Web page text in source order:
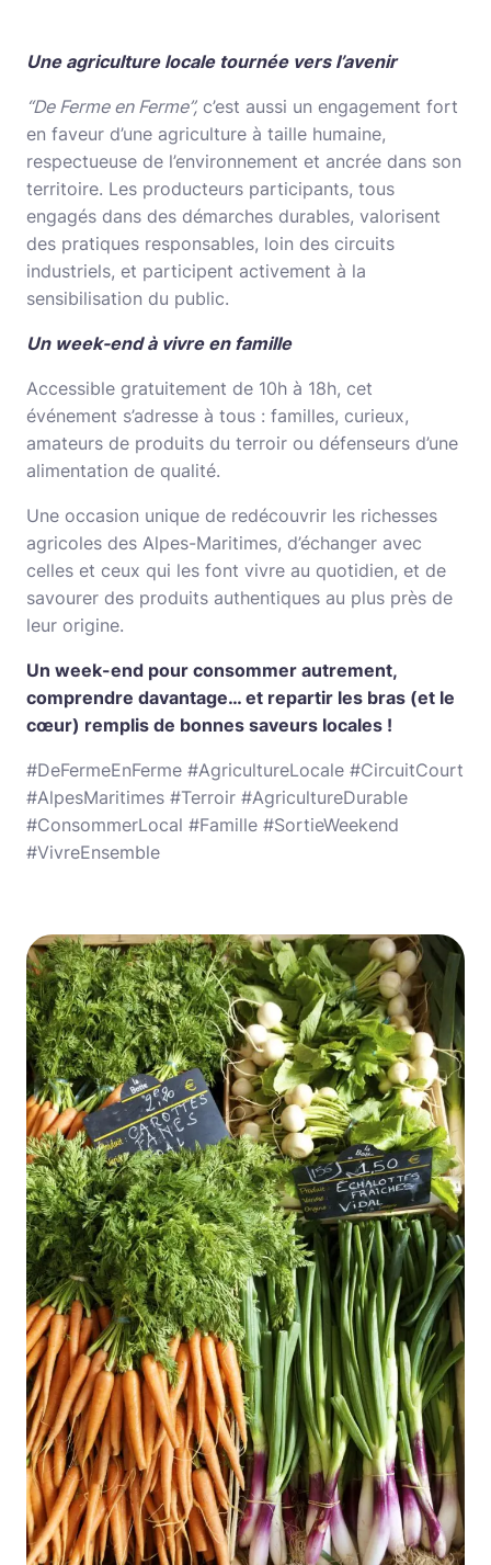
Une agriculture locale tournée vers l’avenir
“De Ferme en Ferme”, c’est aussi un engagement fort
en faveur d’une agriculture à taille humaine,
respectueuse de l’environnement et ancrée dans son
territoire. Les producteurs participants, tous
engagés dans des démarches durables, valorisent
des pratiques responsables, loin des circuits
industriels, et participent activement à la
sensibilisation du public.
Un week-end à vivre en famille
Accessible gratuitement de 10h à 18h, cet
événement s’adresse à tous : familles, curieux,
amateurs de produits du terroir ou défenseurs d’une
alimentation de qualité.
Une occasion unique de redécouvrir les richesses
agricoles des Alpes-Maritimes, d’échanger avec
celles et ceux qui les font vivre au quotidien, et de
savourer des produits authentiques au plus près de
leur origine.
Un week-end pour consommer autrement,
comprendre davantage… et repartir les bras (et le
cœur) remplis de bonnes saveurs locales !
#DeFermeEnFerme #AgricultureLocale #CircuitCourt
#AlpesMaritimes #Terroir #AgricultureDurable
#ConsommerLocal #Famille #SortieWeekend
#VivreEnsemble